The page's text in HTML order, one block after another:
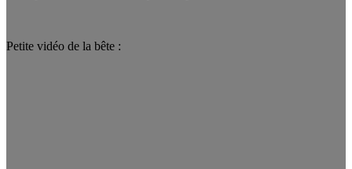
Petite vidéo de la bête :